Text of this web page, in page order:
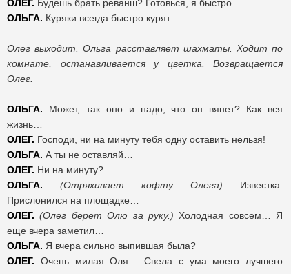
ОЛЕГ. Будешь брать реванш? Готовься, я быстро.
ОЛЬГА. Куряки всегда быстро курят.
Олег выходит. Ольга расставляет шахматы. Ходит по
комнате, останавливается у цветка. Возвращается
Олег.
ОЛЬГА. Может, так оно и надо, что он вянет? Как вся
жизнь…
ОЛЕГ. Господи, ни на минуту тебя одну оставить нельзя!
ОЛЬГА. А ты не оставляй…
ОЛЕГ. Ни на минуту?
ОЛЬГА.
(Отряхивает кофту Олега) Известка.
Прислонился на площадке…
ОЛЕГ. (Олег берет Олю за руку.) Холодная совсем… Я
еще вчера заметил…
ОЛЬГА. Я вчера сильно выпившая была?
ОЛЕГ. Очень милая Оля… Свела с ума моего лучшего